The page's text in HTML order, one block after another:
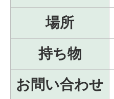
場所
持ち物
お問い合わせ